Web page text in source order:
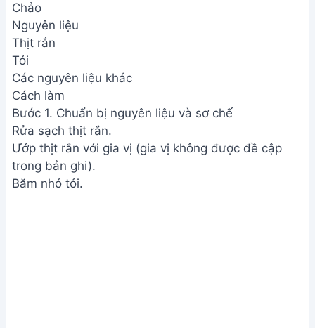
Chảo
Nguyên liệu
Thịt rắn
Tỏi
Các nguyên liệu khác
Cách làm
Bước 1. Chuẩn bị nguyên liệu và sơ chế
Rửa sạch thịt rắn.
Ướp thịt rắn với gia vị (gia vị không được đề cập
trong bản ghi).
Băm nhỏ tỏi.